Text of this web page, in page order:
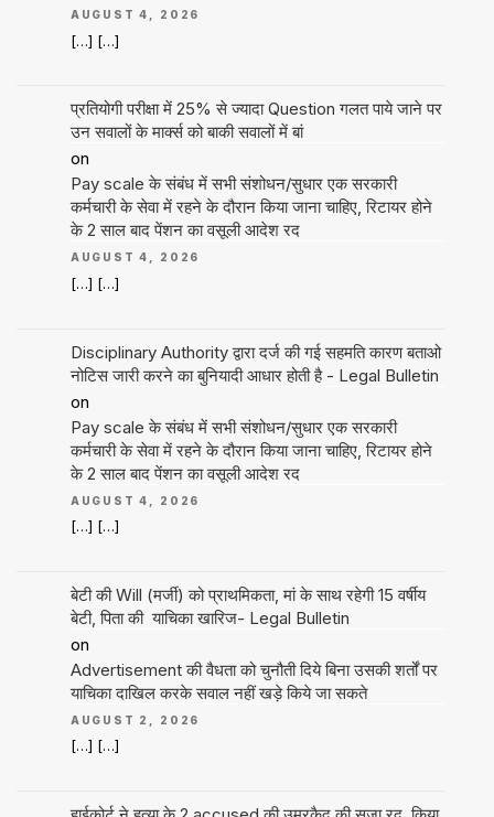
AUGUST 4, 2026
[…] […]
प्रतियोगी परीक्षा में 25% से ज्यादा Question गलत पाये जाने पर
उन सवालों के मार्क्स को बाकी सवालों में बां
on
Pay scale के संबंध में सभी संशोधन/सुधार एक सरकारी
कर्मचारी के सेवा में रहने के दौरान किया जाना चाहिए, रिटायर होने
के 2 साल बाद पेंशन का वसूली आदेश रद
AUGUST 4, 2026
[…] […]
Disciplinary Authority द्वारा दर्ज की गई सहमति कारण बताओ
नोटिस जारी करने का बुनियादी आधार होती है - Legal Bulletin
on
Pay scale के संबंध में सभी संशोधन/सुधार एक सरकारी
कर्मचारी के सेवा में रहने के दौरान किया जाना चाहिए, रिटायर होने
के 2 साल बाद पेंशन का वसूली आदेश रद
AUGUST 4, 2026
[…] […]
बेटी की Will (मर्जी) को प्राथमिकता, मां के साथ रहेगी 15 वर्षीय
बेटी, पिता की याचिका खारिज- Legal Bulletin
on
Advertisement की वैधता को चुनौती दिये बिना उसकी शर्तों पर
याचिका दाखिल करके सवाल नहीं खड़े किये जा सकते
AUGUST 2, 2026
[…] […]